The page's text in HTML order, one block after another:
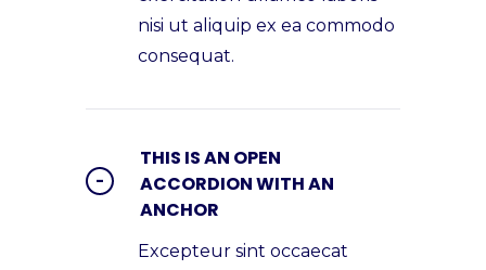
nisi ut aliquip ex ea commodo
consequat.
THIS IS AN OPEN
ACCORDION WITH AN
ANCHOR
Excepteur sint occaecat